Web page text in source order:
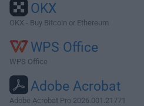
OKX
OKX - Buy Bitcoin or Ethereum
WPS Office
WPS Office
Adobe Acrobat
Adobe Acrobat Pro 2026.001.21771